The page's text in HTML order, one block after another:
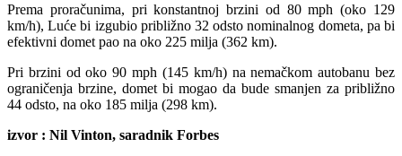
Prema proračunima, pri konstantnoj brzini od 80 mph (oko 129
km/h), Luće bi izgubio približno 32 odsto nominalnog dometa, pa bi
efektivni domet pao na oko 225 milja (362 km).
Pri brzini od oko 90 mph (145 km/h) na nemačkom autobanu bez
ograničenja brzine, domet bi mogao da bude smanjen za približno
44 odsto, na oko 185 milja (298 km).
izvor : Nil Vinton, saradnik Forbes